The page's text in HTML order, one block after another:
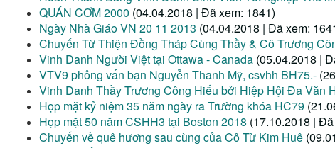
QUÁN CƠM 2000 (04.04.2018 | Đã xem: 1841)
Ngày Nhà Giáo VN 20 11 2013 (04.04.2018 | Đã xem:
Chuyến Từ Thiện Đồng Tháp Cùng Thầy & Cô Trương
Vinh Danh Người Việt tại Ottawa - Canada (05.04.2018 |
VTV9 phỏng vấn bạn Nguyễn Thanh Mỹ, csvhh BH75.-
Vinh Danh Thầy Trương Công Hiếu bởi Hiệp Hội Đa Văn
Họp mặt kỷ niệm 35 năm ngày ra Trường khóa HC79
Họp mặt 50 năm CSHH3 tại Boston 2018 (17.10.2018 |
Chuyến về quê hương sau cùng của Cô Từ Kim Huê